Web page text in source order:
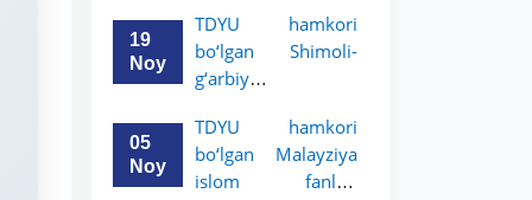
himoyasi bo‘lib
o‘tadi
19
Noy
TDYU hamkori
bo‘lgan Shimoli-
g‘arbiy
huquq universiteti
2-3-kurs talabalari
uchun akademik
05
Noy
TDYU hamkori
bo‘lgan Malayziya
islom fanlari